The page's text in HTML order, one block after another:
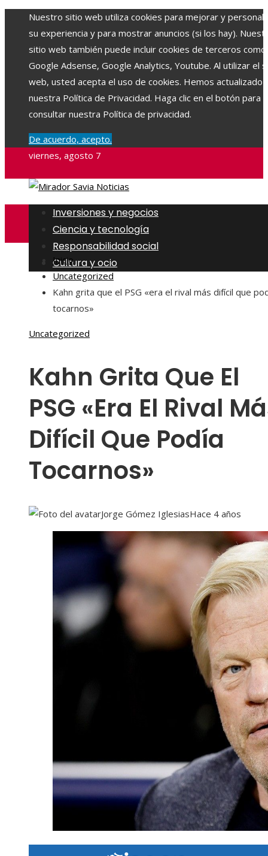
Nuestro sitio web utiliza cookies para mejorar y
su experiencia y para mostrar anuncios (si los hay).
sitio web también puede incluir cookies de terceros como
Google Adsense, Google Analytics, Youtube. Al utilizar el
web, usted acepta el uso de cookies. Hemos actualizado
nuestra Política de Privacidad. Haga clic en el botón para
consultar nuestra Política de privacidad.
De acuerdo, acepto.
viernes, agosto 7
Inversiones y negocios
Ciencia y tecnología
Responsabilidad social
Cultura y ocio
Inicio
Uncategorized
Kahn grita que el PSG «era el rival más difícil que
tocarnos»
Uncategorized
Kahn Grita Que El
PSG «era El Rival
Difícil Que Podía
Tocarnos»
Jorge Gómez IglesiasHace 4 años